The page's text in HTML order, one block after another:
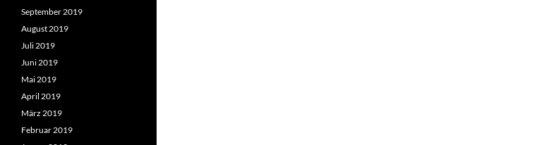
September 2019
August 2019
Juli 2019
Juni 2019
Mai 2019
April 2019
März 2019
Februar 2019